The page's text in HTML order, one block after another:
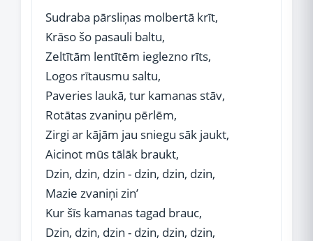
Sudraba pārsliņas molbertā krīt,
Krāso šo pasauli baltu,
Zeltītām lentītēm ieglezno rīts,
Logos rītausmu saltu,
Paveries laukā, tur kamanas stāv,
Rotātas zvaniņu pērlēm,
Zirgi ar kājām jau sniegu sāk jaukt,
Aicinot mūs tālāk braukt,
Dzin, dzin, dzin - dzin, dzin, dzin,
Mazie zvaniņi zin’
Kur šīs kamanas tagad brauc,
Dzin, dzin, dzin - dzin, dzin, dzin,